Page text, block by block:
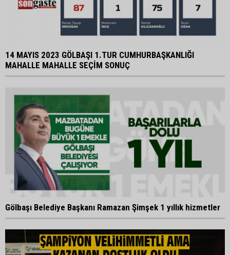
14 MAYIS 2023 GÖLBAŞI 1.TUR CUMHURBAŞKANLIĞI
MAHALLE MAHALLE SEÇİM SONUÇ
Gölbaşı Belediye Başkanı Ramazan Şimşek 1 yıllık hizmetler